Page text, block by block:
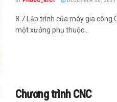
8.7 Lập trình của máy gia công
một xưởng phụ thuộc...
Chương trình CNC